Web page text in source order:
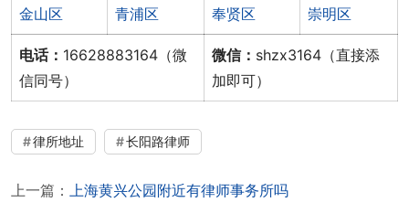
金山区 青浦区 奉贤区 崇明区
电话： 16628883164（微
信同号）
微信： shzx3164（直接添
加即可）
律所地址 长阳路律师
上一篇：
上海黄兴公园附近有律师事务所吗